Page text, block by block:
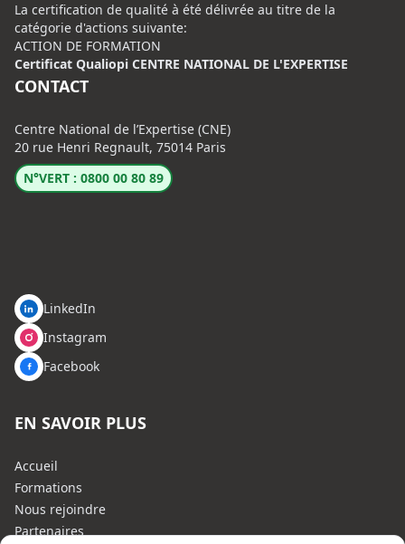
La certification de qualité à été délivrée au titre de la
catégorie d'actions suivante:
ACTION DE FORMATION
Certificat Qualiopi CENTRE NATIONAL DE L'EXPERTISE
CONTACT
Centre National de l’Expertise (CNE)
20 rue Henri Regnault, 75014 Paris
N°VERT : 0800 00 80 89
LinkedIn
Instagram
Facebook
EN SAVOIR PLUS
Accueil
Formations
Nous rejoindre
Partenaires